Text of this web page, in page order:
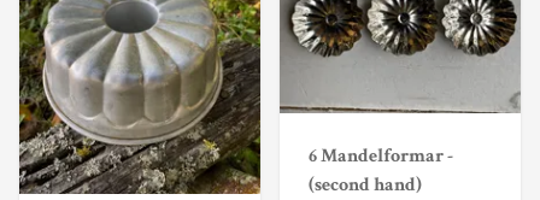
6 Mandelformar -
(second hand)